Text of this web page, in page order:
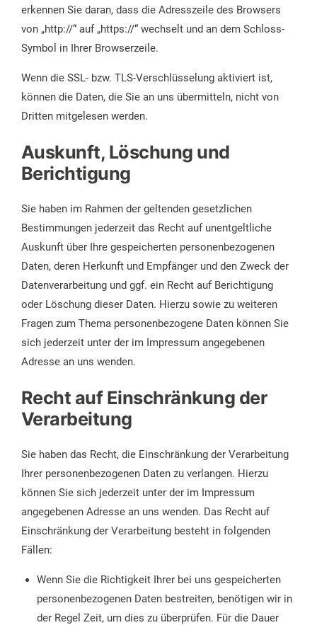
erkennen Sie daran, dass die Adresszeile des Browsers
von „http://“ auf „https://“ wechselt und an dem Schloss-
Symbol in Ihrer Browserzeile.
Wenn die SSL- bzw. TLS-Verschlüsselung aktiviert ist,
können die Daten, die Sie an uns übermitteln, nicht von
Dritten mitgelesen werden.
Auskunft, Löschung und
Berichtigung
Sie haben im Rahmen der geltenden gesetzlichen
Bestimmungen jederzeit das Recht auf unentgeltliche
Auskunft über Ihre gespeicherten personenbezogenen
Daten, deren Herkunft und Empfänger und den Zweck der
Datenverarbeitung und ggf. ein Recht auf Berichtigung
oder Löschung dieser Daten. Hierzu sowie zu weiteren
Fragen zum Thema personenbezogene Daten können Sie
sich jederzeit unter der im Impressum angegebenen
Adresse an uns wenden.
Recht auf Einschränkung der
Verarbeitung
Sie haben das Recht, die Einschränkung der Verarbeitung
Ihrer personenbezogenen Daten zu verlangen. Hierzu
können Sie sich jederzeit unter der im Impressum
angegebenen Adresse an uns wenden. Das Recht auf
Einschränkung der Verarbeitung besteht in folgenden
Fällen:
Wenn Sie die Richtigkeit Ihrer bei uns gespeicherten
personenbezogenen Daten bestreiten, benötigen wir in
der Regel Zeit, um dies zu überprüfen. Für die Dauer